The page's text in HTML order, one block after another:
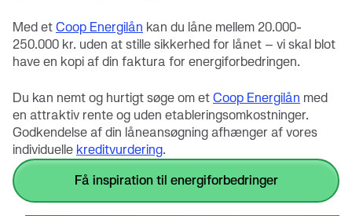
Med etCoop Energilån kan du låne mellem 20.000-
250.000 kr. uden at stille sikkerhed for lånet – vi skal blot
have en kopi af din faktura for energiforbedringen.
Du kan nemt og hurtigt søge om etCoop Energilån med
en attraktiv rente og uden etableringsomkostninger.
Godkendelse af din låneansøgning afhænger af vores
individuelle kreditvurdering.
få inspiration til energiforbedringer